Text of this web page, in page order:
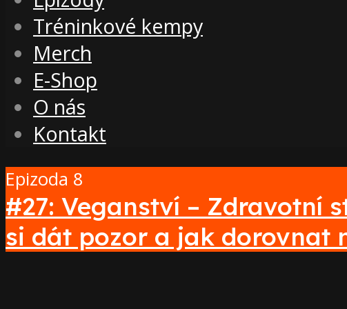
Tréninkové kempy
Merch
E-Shop
O nás
Kontakt
Epizoda 8
#27: Veganství – Zdravotní
si dát pozor a jak dorovnat